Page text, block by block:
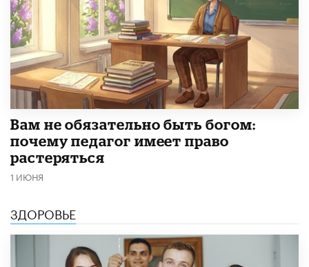
​Вам не обязательно быть богом:
почему педагог имеет право
растеряться
1 ИЮНЯ
ЗДОРОВЬЕ